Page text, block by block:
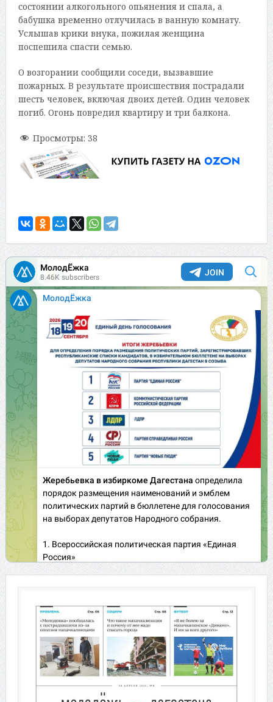
состоянии алкогольного опьянения и спала, а
бабушка временно отлучилась в ванную комнату.
Услышав крики внука, пожилая женщина
поспешила спасти семью.
О возгорании сообщили соседи, вызвавшие
пожарных. В результате происшествия пострадали
шесть человек, включая двоих детей. Один человек
погиб. Огонь повредил квартиру и три балкона.
Просмотры: 38